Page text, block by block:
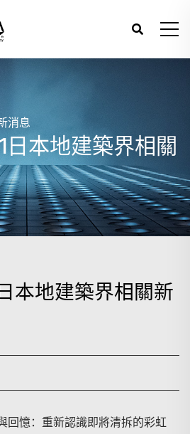
消息
日本地建築界相關
本地建築界相關新
回憶：重新認識即將清拆的彩虹